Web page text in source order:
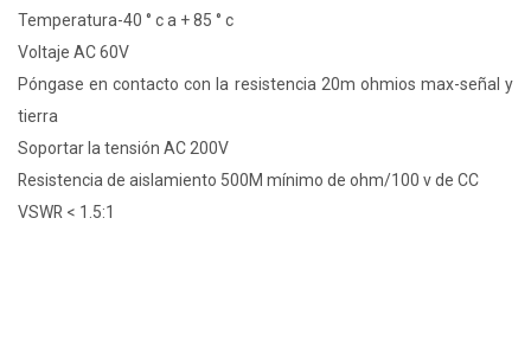
Temperatura-40 ° c a + 85 ° c
Voltaje AC 60V
Póngase en contacto con la resistencia 20m ohmios max-señal y
tierra
Soportar la tensión AC 200V
Resistencia de aislamiento 500M mínimo de ohm/100 v de CC
VSWR < 1.5:1